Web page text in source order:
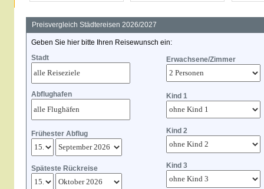
Preisvergleich Städtereisen 2026/2027
Geben Sie hier bitte Ihren Reisewunsch ein:
Stadt
Erwachsene/Zimmer
Abflughafen Kind 1
Frühester Abflug Kind 2
Späteste Rückreise Kind 3